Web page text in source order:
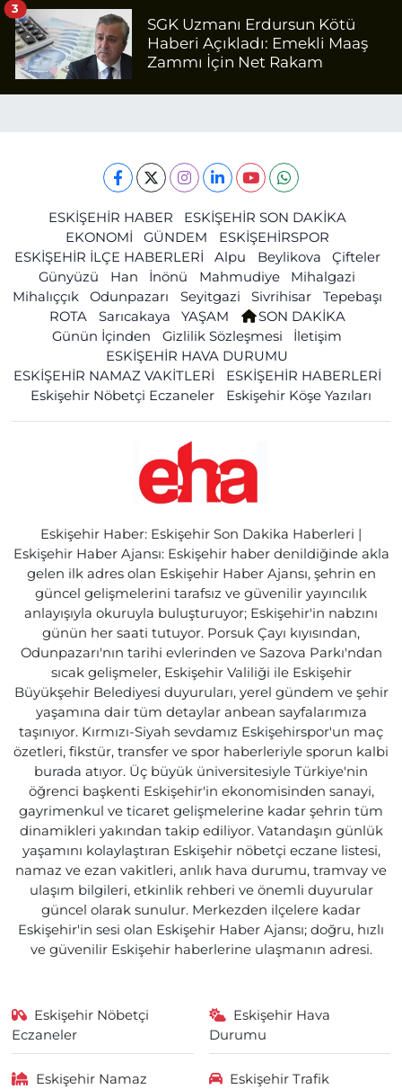
SGK Uzmanı Erdursun Kötü
Haberi Açıkladı: Emekli Maaş
Zammı İçin Net Rakam
3
ESKİŞEHİR HABER
ESKİŞEHİR SON DAKİKA
EKONOMİ
GÜNDEM
ESKİŞEHİRSPOR
ESKİŞEHİR İLÇE HABERLERİ
Alpu Beylikova
Çifteler
Günyüzü
Han İnönü Mahmudiye
Mihalgazi
Mihalıççık
Odunpazarı Seyitgazi Sivrihisar
Tepebaşı
ROTA
Sarıcakaya YAŞAM
SON DAKİKA
Günün İçinden
Gizlilik Sözleşmesi
İletişim
ESKİŞEHİR HAVA DURUMU
ESKİŞEHİR NAMAZ VAKİTLERİ
ESKİŞEHİR HABERLERİ
Eskişehir Nöbetçi Eczaneler
Eskişehir Köşe Yazıları
Eskişehir Haber: Eskişehir Son Dakika Haberleri |
Eskişehir Haber Ajansı: Eskişehir haber denildiğinde akla
gelen ilk adres olan Eskişehir Haber Ajansı, şehrin en
güncel gelişmelerini tarafsız ve güvenilir yayıncılık
anlayışıyla okuruyla buluşturuyor; Eskişehir'in nabzını
günün her saati tutuyor. Porsuk Çayı kıyısından,
Odunpazarı'nın tarihi evlerinden ve Sazova Parkı'ndan
sıcak gelişmeler, Eskişehir Valiliği ile Eskişehir
Büyükşehir Belediyesi duyuruları, yerel gündem ve şehir
yaşamına dair tüm detaylar anbean sayfalarımıza
taşınıyor. Kırmızı-Siyah sevdamız Eskişehirspor'un maç
özetleri, fikstür, transfer ve spor haberleriyle sporun kalbi
burada atıyor. Üç büyük üniversitesiyle Türkiye'nin
öğrenci başkenti Eskişehir'in ekonomisinden sanayi,
gayrimenkul ve ticaret gelişmelerine kadar şehrin tüm
dinamikleri yakından takip ediliyor. Vatandaşın günlük
yaşamını kolaylaştıran Eskişehir nöbetçi eczane listesi,
namaz ve ezan vakitleri, anlık hava durumu, tramvay ve
ulaşım bilgileri, etkinlik rehberi ve önemli duyurular
güncel olarak sunulur. Merkezden ilçelere kadar
Eskişehir'in sesi olan Eskişehir Haber Ajansı; doğru, hızlı
ve güvenilir Eskişehir haberlerine ulaşmanın adresi.
Eskişehir Nöbetçi
Eczaneler
Eskişehir Hava
Durumu
Eskişehir Namaz
Eskişehir Trafik